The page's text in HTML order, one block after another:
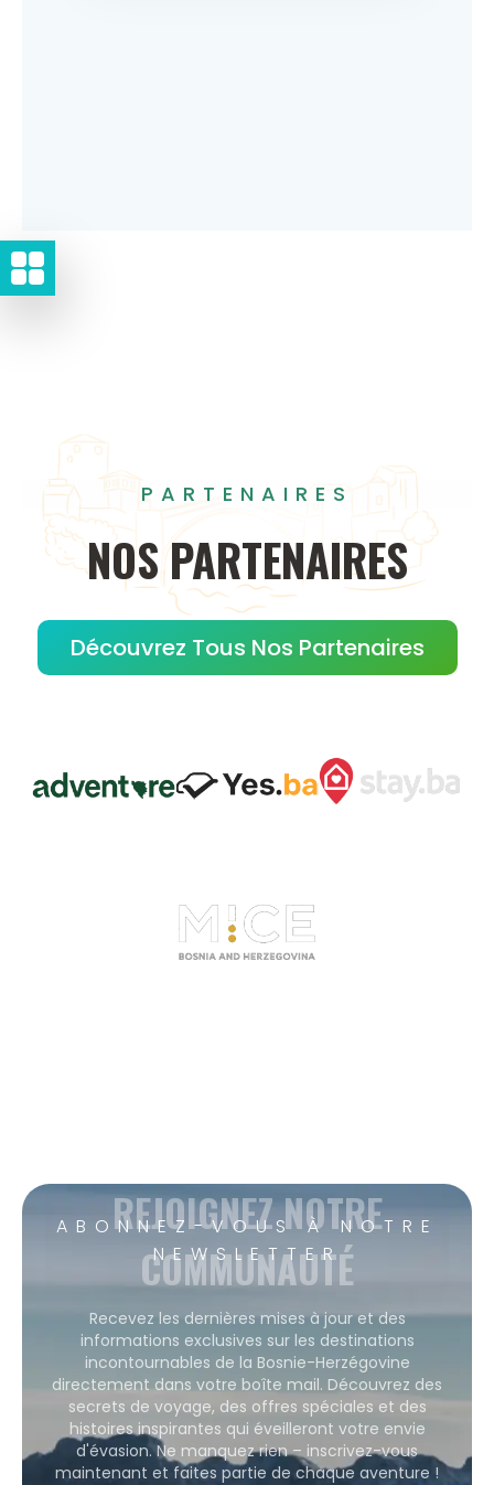
PARTENAIRES
NOS PARTENAIRES
Découvrez Tous Nos Partenaires
ABONNEZ-VOUS À NOTRE
NEWSLETTER
REJOIGNEZ NOTRE
COMMUNAUTÉ
Recevez les dernières mises à jour et des
informations exclusives sur les destinations
incontournables de la Bosnie-Herzégovine
directement dans votre boîte mail. Découvrez des
secrets de voyage, des offres spéciales et des
histoires inspirantes qui éveilleront votre envie
d'évasion. Ne manquez rien – inscrivez-vous
maintenant et faites partie de chaque aventure !